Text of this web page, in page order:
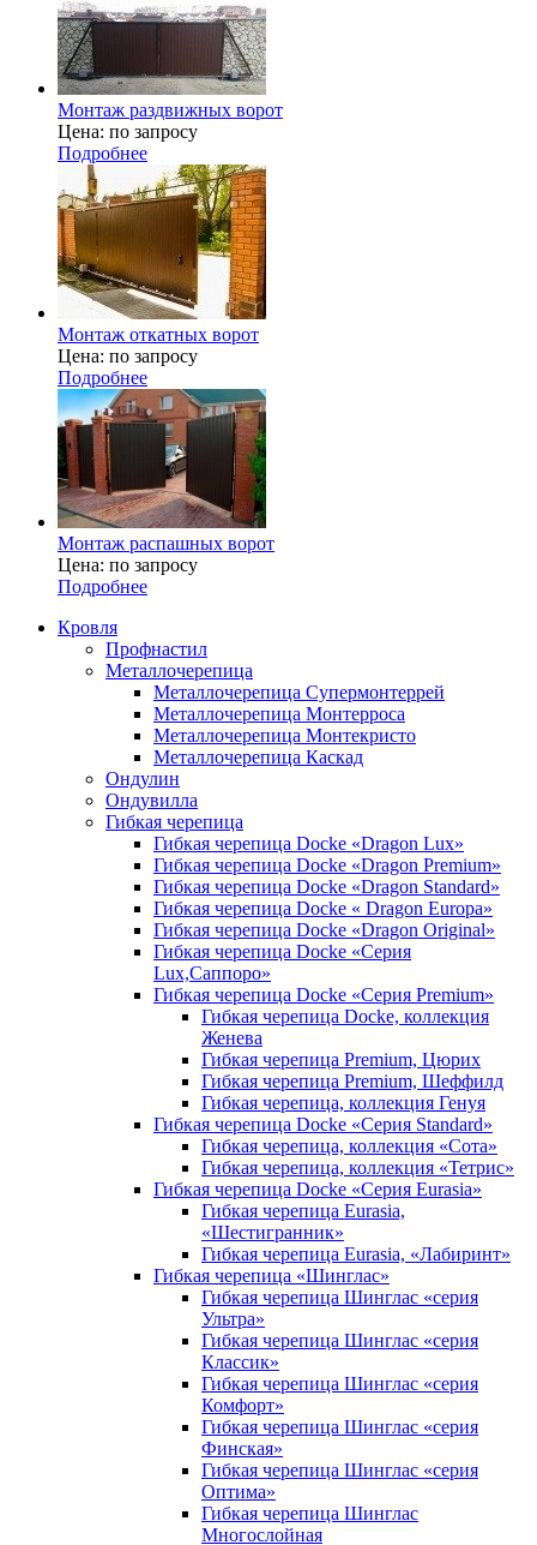
Монтаж раздвижных ворот
Цена: по запросу
Подробнее
Монтаж откатных ворот
Цена: по запросу
Подробнее
Монтаж распашных ворот
Цена: по запросу
Подробнее
Кровля
Профнастил
Металлочерепица
Металлочерепица Супермонтеррей
Металлочерепица Монтерроса
Металлочерепица Монтекристо
Металлочерепица Каскад
Ондулин
Ондувилла
Гибкая черепица
Гибкая черепица Docke «Dragon Lux»
Гибкая черепица Docke «Dragon Premium»
Гибкая черепица Docke «Dragon Standard»
Гибкая черепица Docke « Dragon Europa»
Гибкая черепица Docke «Dragon Original»
Гибкая черепица Docke «Серия
Lux,Саппоро»
Гибкая черепица Docke «Серия Premium»
Гибкая черепица Docke, коллекция
Женева
Гибкая черепица Premium, Цюрих
Гибкая черепица Premium, Шеффилд
Гибкая черепица, коллекция Генуя
Гибкая черепица Docke «Серия Standard»
Гибкая черепица, коллекция «Сота»
Гибкая черепица, коллекция «Тетрис»
Гибкая черепица Docke «Серия Eurasia»
Гибкая черепица Eurasia,
«Шестигранник»
Гибкая черепица Eurasia, «Лабиринт»
Гибкая черепица «Шинглас»
Гибкая черепица Шинглас «серия
Ультра»
Гибкая черепица Шинглас «серия
Классик»
Гибкая черепица Шинглас «серия
Комфорт»
Гибкая черепица Шинглас «серия
Финская»
Гибкая черепица Шинглас «серия
Оптима»
Гибкая черепица Шинглас
Многослойная